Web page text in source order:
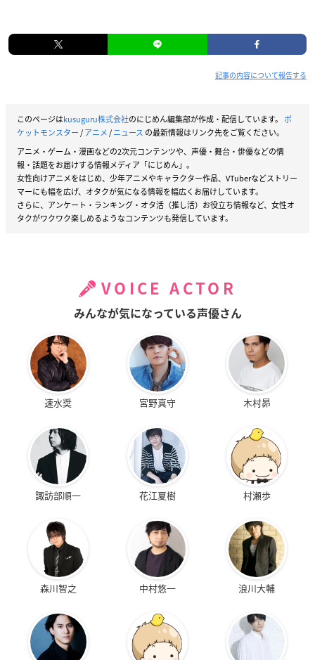
記事の内容について報告する
このページはkusuguru株式会社のにじめん編集部が作成・配信しています。 ポ
ケットモンスター/アニメ/ニュース の最新情報はリンク先をご覧ください。
アニメ・ゲーム・漫画などの2次元コンテンツや、声優・舞台・俳優などの情
報・話題をお届けする情報メディア「にじめん」。
女性向けアニメをはじめ、少年アニメやキャラクター作品、VTuberなどストリー
マーにも幅を広げ、オタクが気になる情報を幅広くお届けしています。
さらに、アンケート・ランキング・オタ活（推し活）お役立ち情報など、女性オ
タクがワクワク楽しめるようなコンテンツも発信しています。
VOICE ACTOR
みんなが気になっている声優さん
速水奨 宮野真守 木村昴
諏訪部順一 花江夏樹 村瀬歩
森川智之 中村悠一 浪川大輔